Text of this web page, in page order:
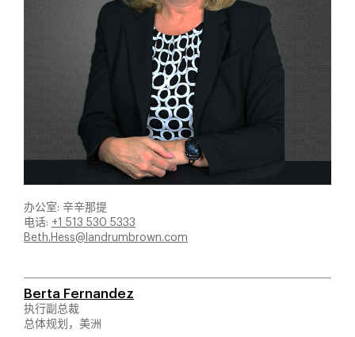
办公室: 辛辛那提
电话: +1 513 530 5333
Beth.Hess@landrumbrown.com
Berta Fernandez
执行副总裁
总体规划，美洲